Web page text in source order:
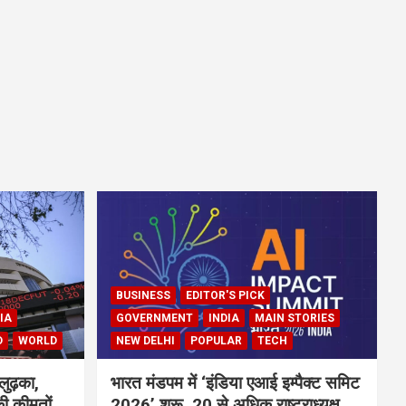
WORLD
BUSINESS
EDITOR'S PICK
GOVERNMENT
INDIA
MAIN STORIES
NEW DELHI
POPULAR TECH
भारत मंडपम में ‘इंडिया एआई इम्पैक्ट समिट